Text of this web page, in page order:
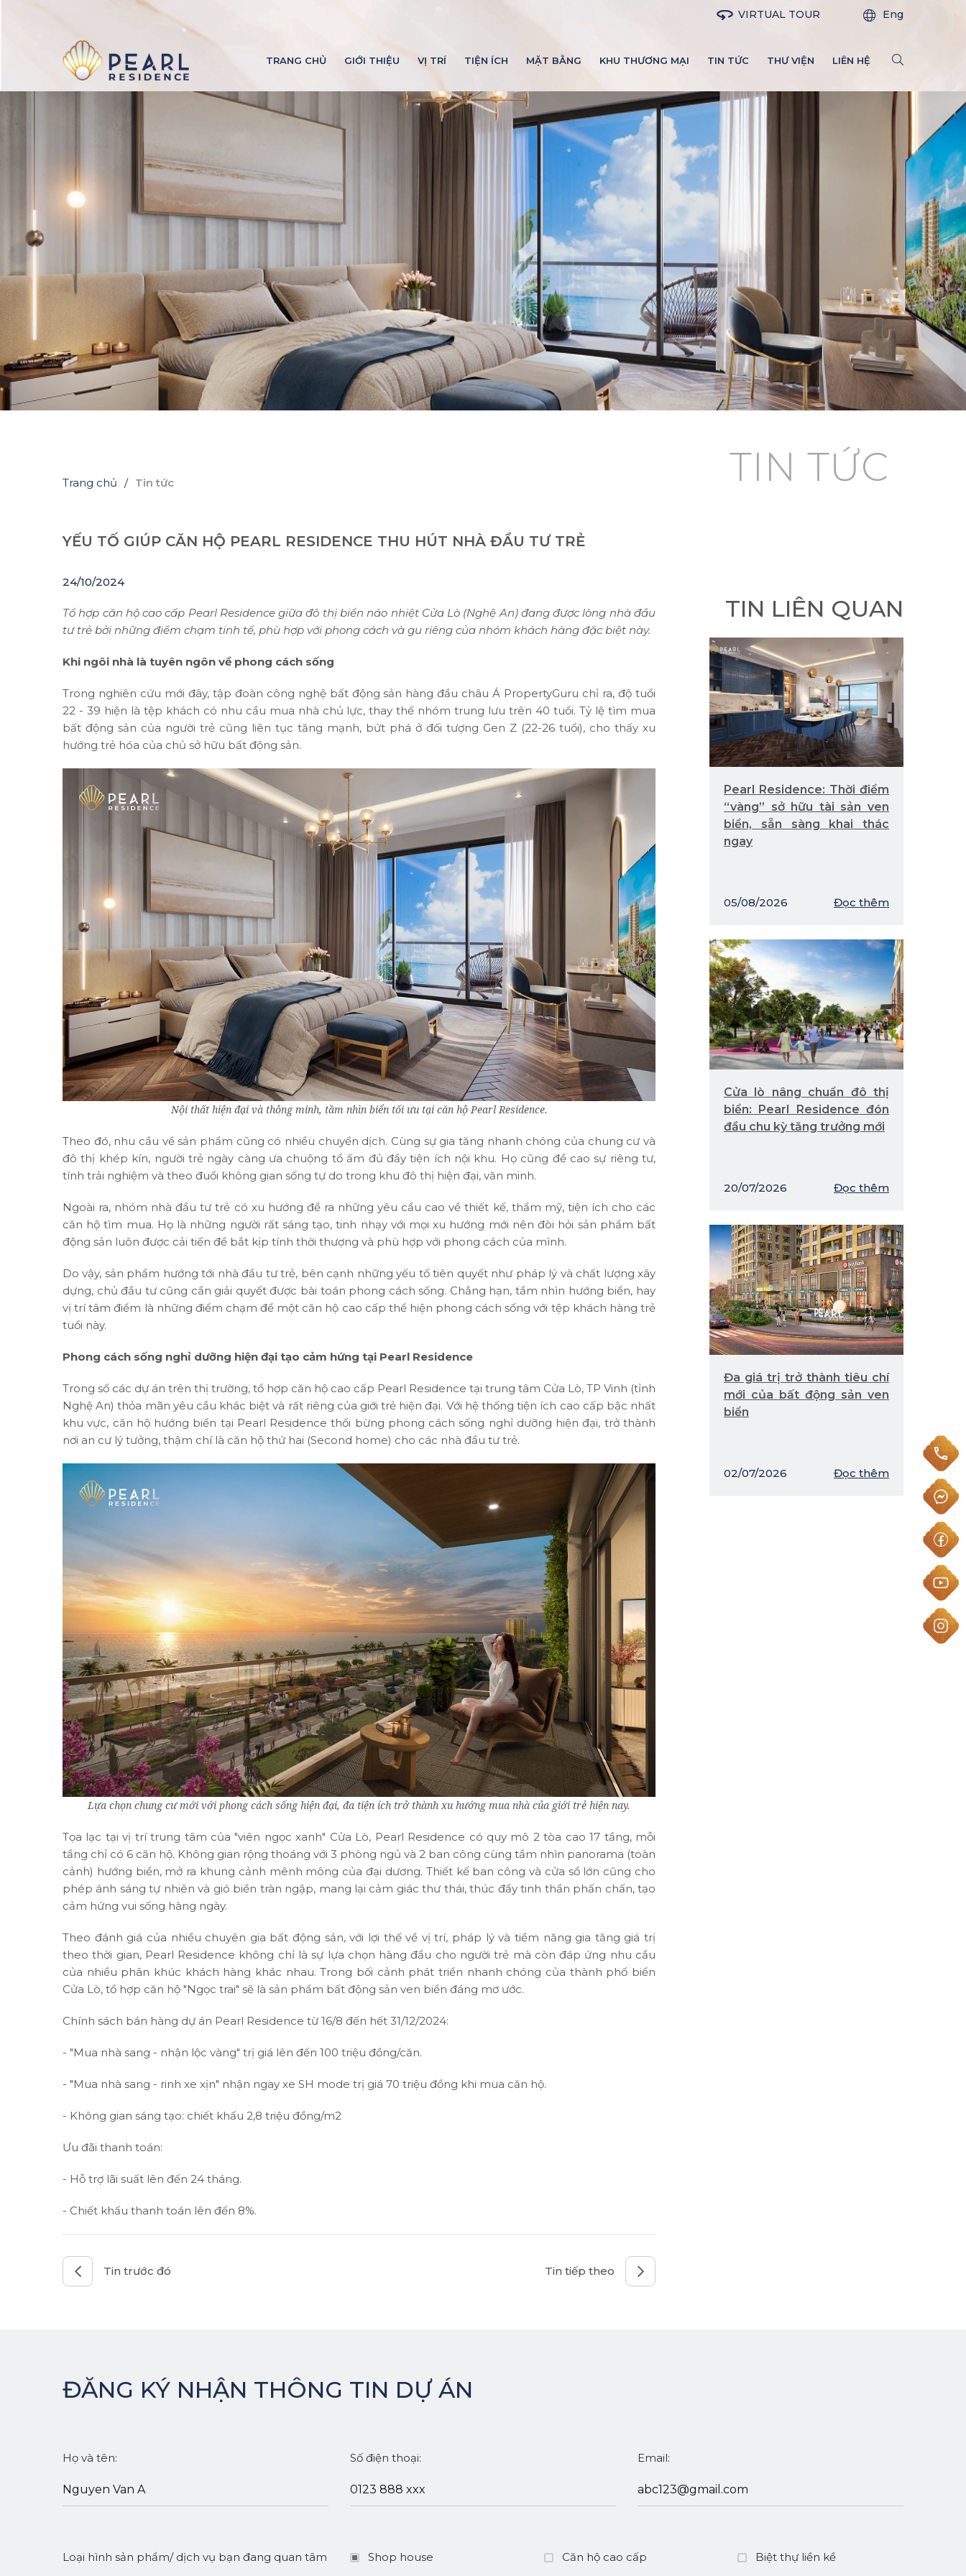
VIRTUAL TOUR Eng
TRANG CHỦ GIỚI THIỆU VỊ TRÍ TIỆN ÍCH MẶT BẰNG KHU THƯƠNG MẠI TIN TỨC THƯ VIỆN LIÊN HỆ
Trang chủ Tin tức TIN TỨC
YẾU TỐ GIÚP CĂN HỘ PEARL RESIDENCE THU HÚT NHÀ ĐẦU TƯ TRẺ
24/10/2024
Tổ hợp căn hộ cao cấp Pearl Residence giữa đô thị biển náo nhiệt Cửa Lò (Nghệ An) đang được lòng nhà đầu
tư trẻ bởi những điểm chạm tinh tế, phù hợp với phong cách và gu riêng của nhóm khách hàng đặc biệt này.
Khi ngôi nhà là tuyên ngôn về phong cách sống
Trong nghiên cứu mới đây, tập đoàn công nghệ bất động sản hàng đầu châu Á PropertyGuru chỉ ra, độ tuổi
22 - 39 hiện là tệp khách có nhu cầu mua nhà chủ lực, thay thế nhóm trung lưu trên 40 tuổi. Tỷ lệ tìm mua
bất động sản của người trẻ cũng liên tục tăng mạnh, bứt phá ở đối tượng Gen Z (22-26 tuổi), cho thấy xu
hướng trẻ hóa của chủ sở hữu bất động sản.
Nội thất hiện đại và thông minh, tầm nhìn biển tối ưu tại căn hộ Pearl Residence.
Theo đó, nhu cầu về sản phẩm cũng có nhiều chuyển dịch. Cùng sự gia tăng nhanh chóng của chung cư và
đô thị khép kín, người trẻ ngày càng ưa chuộng tổ ấm đủ đầy tiện ích nội khu. Họ cũng đề cao sự riêng tư,
tính trải nghiệm và theo đuổi không gian sống tự do trong khu đô thị hiện đại, văn minh.
Ngoài ra, nhóm nhà đầu tư trẻ có xu hướng đề ra những yêu cầu cao về thiết kế, thẩm mỹ, tiện ích cho các
căn hộ tìm mua. Họ là những người rất sáng tạo, tinh nhạy với mọi xu hướng mới nên đòi hỏi sản phẩm bất
động sản luôn được cải tiến để bắt kịp tính thời thượng và phù hợp với phong cách của mình.
Do vậy, sản phẩm hướng tới nhà đầu tư trẻ, bên cạnh những yếu tố tiên quyết như pháp lý và chất lượng xây
dựng, chủ đầu tư cũng cần giải quyết được bài toán phong cách sống. Chẳng hạn, tầm nhìn hướng biển, hay
vị trí tâm điểm là những điểm chạm để một căn hộ cao cấp thể hiện phong cách sống với tệp khách hàng trẻ
tuổi này.
Phong cách sống nghỉ dưỡng hiện đại tạo cảm hứng tại Pearl Residence
Trong số các dự án trên thị trường, tổ hợp căn hộ cao cấp Pearl Residence tại trung tâm Cửa Lò, TP Vinh (tỉnh
Nghệ An) thỏa mãn yêu cầu khác biệt và rất riêng của giới trẻ hiện đại. Với hệ thống tiện ích cao cấp bậc nhất
khu vực, căn hộ hướng biển tại Pearl Residence thổi bừng phong cách sống nghỉ dưỡng hiện đại, trở thành
nơi an cư lý tưởng, thậm chí là căn hộ thứ hai (Second home) cho các nhà đầu tư trẻ.
Lựa chọn chung cư mới với phong cách sống hiện đại, đa tiện ích trở thành xu hướng mua nhà của giới trẻ hiện nay.
Tọa lạc tại vị trí trung tâm của "viên ngọc xanh" Cửa Lò, Pearl Residence có quy mô 2 tòa cao 17 tầng, mỗi
tầng chỉ có 6 căn hộ. Không gian rộng thoáng với 3 phòng ngủ và 2 ban công cùng tầm nhìn panorama (toàn
cảnh) hướng biển, mở ra khung cảnh mênh mông của đại dương. Thiết kế ban công và cửa sổ lớn cũng cho
phép ánh sáng tự nhiên và gió biển tràn ngập, mang lại cảm giác thư thái, thúc đẩy tinh thần phấn chấn, tạo
cảm hứng vui sống hàng ngày.
Theo đánh giá của nhiều chuyên gia bất động sản, với lợi thế về vị trí, pháp lý và tiềm năng gia tăng giá trị
theo thời gian, Pearl Residence không chỉ là sự lựa chọn hàng đầu cho người trẻ mà còn đáp ứng nhu cầu
của nhiều phân khúc khách hàng khác nhau. Trong bối cảnh phát triển nhanh chóng của thành phố biển
Cửa Lò, tổ hợp căn hộ "Ngọc trai" sẽ là sản phẩm bất động sản ven biển đáng mơ ước.
Chính sách bán hàng dự án Pearl Residence từ 16/8 đến hết 31/12/2024:
- "Mua nhà sang - nhận lộc vàng" trị giá lên đến 100 triệu đồng/căn.
- "Mua nhà sang - rinh xe xịn" nhận ngay xe SH mode trị giá 70 triệu đồng khi mua căn hộ.
- Không gian sáng tạo: chiết khấu 2,8 triệu đồng/m2
Ưu đãi thanh toán:
- Hỗ trợ lãi suất lên đến 24 tháng.
- Chiết khấu thanh toán lên đến 8%.
Tin trước đó Tin tiếp theo
TIN LIÊN QUAN
Pearl Residence: Thời điểm
“vàng” sở hữu tài sản ven
biển, sẵn sàng khai thác
ngay
05/08/2026 Đọc thêm
Cửa lò nâng chuẩn đô thị
biển: Pearl Residence đón
đầu chu kỳ tăng trưởng mới
20/07/2026 Đọc thêm
Đa giá trị trở thành tiêu chí
mới của bất động sản ven
biển
02/07/2026 Đọc thêm
ĐĂNG KÝ NHẬN THÔNG TIN DỰ ÁN
Họ và tên: Số điện thoại: Email:
Loại hình sản phẩm/ dịch vụ bạn đang quan tâm Shop house Căn hộ cao cấp Biệt thự liền kề